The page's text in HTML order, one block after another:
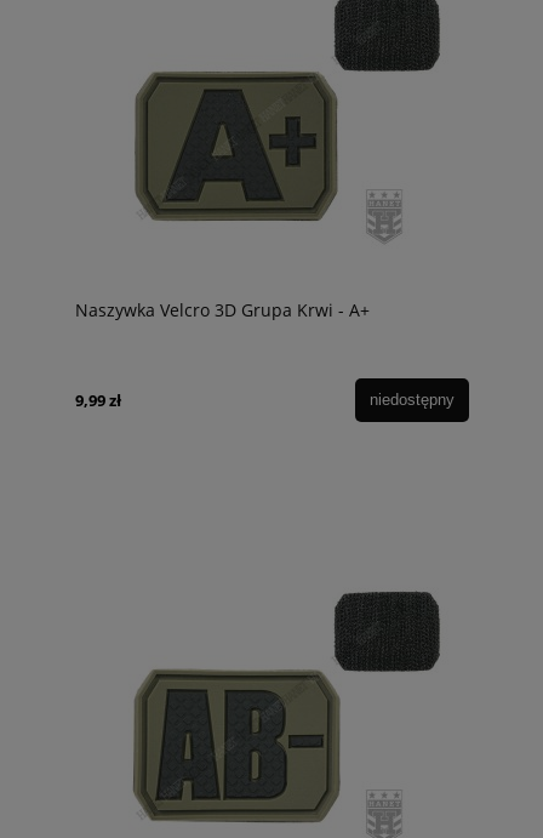
Naszywka Velcro 3D Grupa Krwi - A+
9,99 zł niedostępny